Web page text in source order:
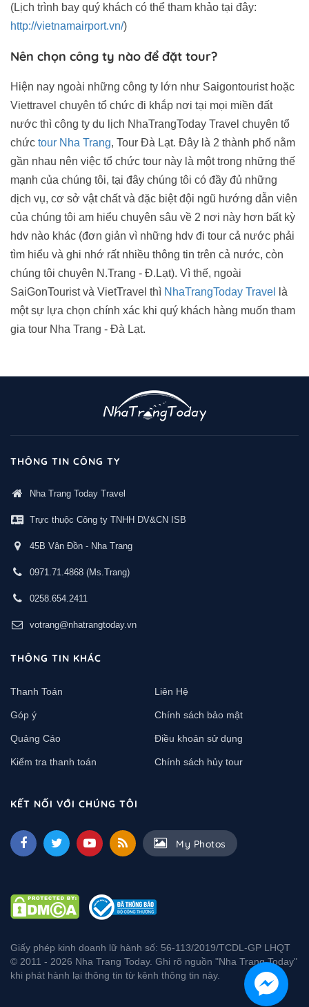
(Lịch trình bay quý khách có thể tham khảo tại đây:
http://vietnamairport.vn/)
Nên chọn công ty nào để đặt tour?
Hiện nay ngoài những công ty lớn như Saigontourist hoặc
Viettravel chuyên tổ chức đi khắp nơi tại mọi miền đất
nước thì công ty du lịch NhaTrangToday Travel chuyên tổ
chức tour Nha Trang, Tour Đà Lạt. Đây là 2 thành phố nằm
gần nhau nên việc tổ chức tour này là một trong những thế
mạnh của chúng tôi, tại đây chúng tôi có đầy đủ những
dịch vụ, cơ sở vật chất và đặc biệt đội ngũ hướng dẫn viên
của chúng tôi am hiểu chuyên sâu về 2 nơi này hơn bất kỳ
hdv nào khác (đơn giản vì những hdv đi tour cả nước phải
tìm hiểu và ghi nhớ rất nhiều thông tin trên cả nước, còn
chúng tôi chuyên N.Trang - Đ.Lạt). Vì thế, ngoài
SaiGonTourist và VietTravel thì NhaTrangToday Travel
là
một sự lựa chọn chính xác khi quý khách hàng muốn tham
gia tour Nha Trang - Đà Lạt.
THÔNG TIN CÔNG TY
Nha Trang Today Travel
Trực thuộc Công ty TNHH DV&CN ISB
45B Vân Đồn - Nha Trang
0971.71.4868 (Ms.Trang)
0258.654.2411
votrang@nhatrangtoday.vn
THÔNG TIN KHÁC
Thanh Toán Liên Hệ
Góp ý Chính sách bảo mật
Quảng Cáo Điều khoản sử dụng
Kiểm tra thanh toán Chính sách hủy tour
KẾT NỐI VỚI CHÚNG TÔI
My Photos
Giấy phép kinh doanh lữ hành số: 56-113/2019/TCDL-GP LHQT
© 2011 - 2026 Nha Trang Today. Ghi rõ nguồn "Nha Trang Today"
khi phát hành lại thông tin từ kênh thông tin này.